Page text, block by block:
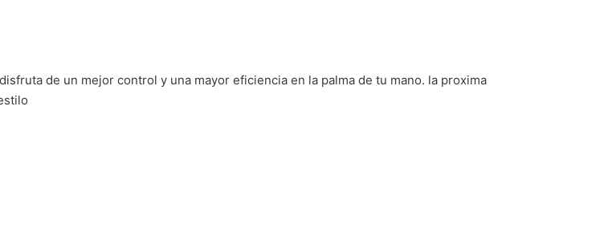
de un mejor control y una mayor eficiencia en la palma de tu mano. la proxima